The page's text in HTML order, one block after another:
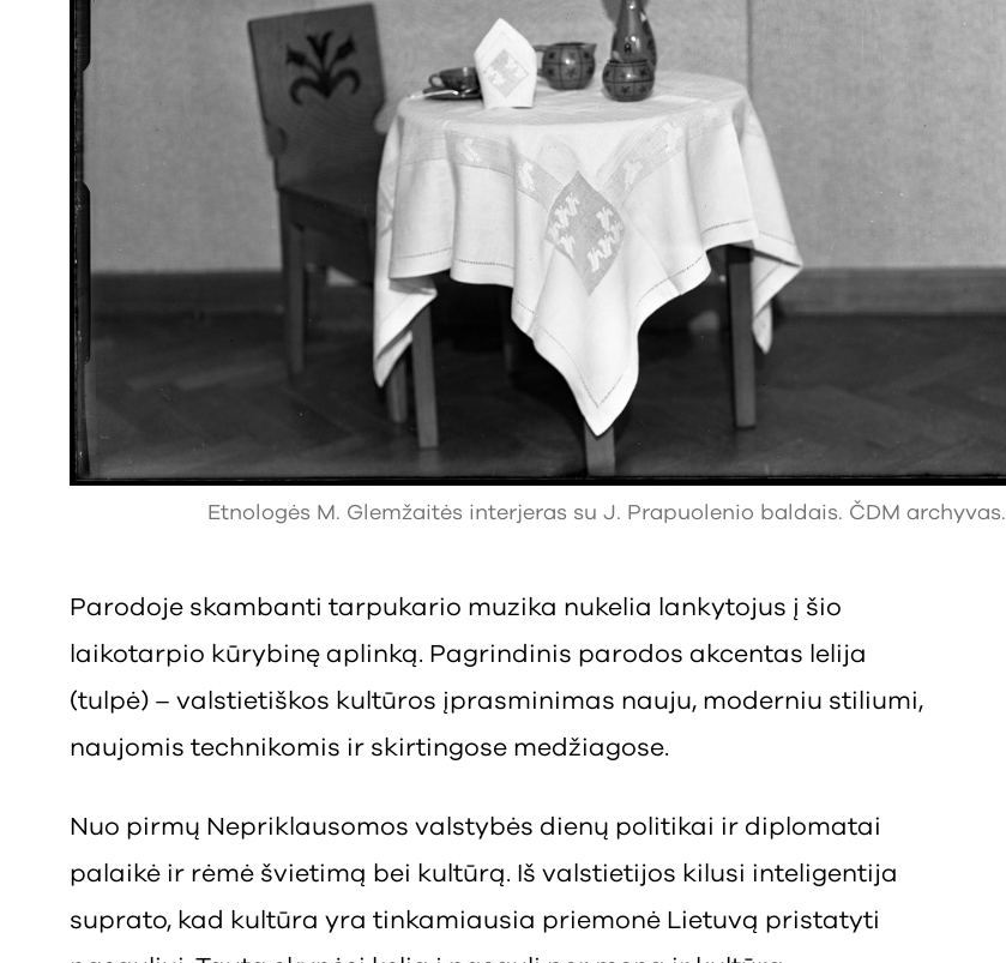
Etnologės M. Glemžaitės interjeras su J. Prapuolenio baldais. ČDM archyvas.
Parodoje skambanti tarpukario muzika nukelia lankytojus į šio
laikotarpio kūrybinę aplinką. Pagrindinis parodos akcentas lelija
(tulpė) – valstietiškos kultūros įprasminimas nauju, moderniu stiliumi,
naujomis technikomis ir skirtingose medžiagose.
Nuo pirmų Nepriklausomos valstybės dienų politikai ir diplomatai
palaikė ir rėmė švietimą bei kultūrą. Iš valstietijos kilusi inteligentija
suprato, kad kultūra yra tinkamiausia priemonė Lietuvą pristatyti